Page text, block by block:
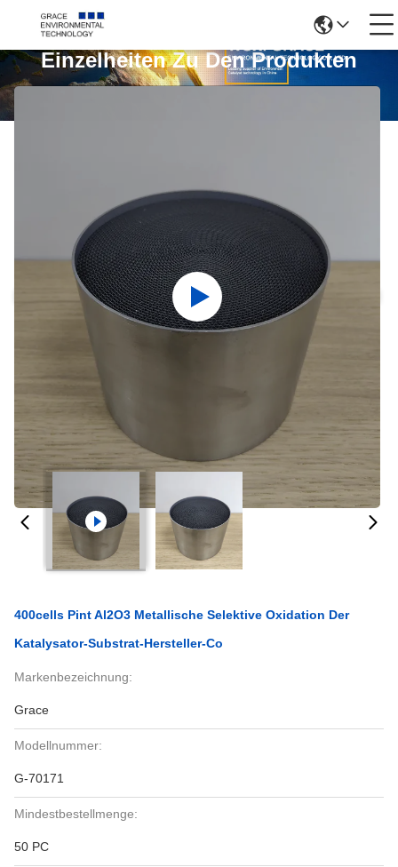
Einzelheiten Zu Den Produkten
400cells Pint Al2O3 Metallische Selektive Oxidation Der
Katalysator-Substrat-Hersteller-Co
Markenbezeichnung:
Grace
Modellnummer:
G-70171
Mindestbestellmenge:
50 PC